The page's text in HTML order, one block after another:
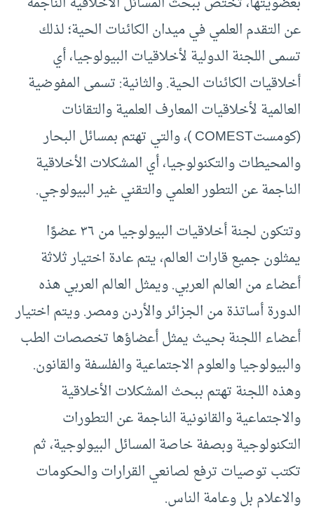
عن التقدم العلمي في ميدان الكائنات الحية؛ لذلك
تسمى اللجنة الدولية لأخلاقيات البيولوجيا، أي
أخلاقيات الكائنات الحية. والثانية: تسمى المفوضية
العالمية لأخلاقيات المعارف العلمية والتقانات
(كومستCOMEST )، والتي تهتم بمسائل البحار
والمحيطات والتكنولوجيا، أي المشكلات الأخلاقية
الناجمة عن التطور العلمي والتقني غير البيولوجي.
وتتكون لجنة أخلاقيات البيولوجيا من ٣٦ عضوًا
يمثلون جميع قارات العالم، يتم عادة اختيار ثلاثة
أعضاء من العالم العربي. ويمثل العالم العربي هذه
الدورة أساتذة من الجزائر والأردن ومصر. ويتم اختيار
أعضاء اللجنة بحيث يمثل أعضاؤها تخصصات الطب
والبيولوجيا والعلوم الاجتماعية والفلسفة والقانون.
وهذه اللجنة تهتم ببحث المشكلات الأخلاقية
والاجتماعية والقانونية الناجمة عن التطورات
التكنولوجية وبصفة خاصة المسائل البيولوجية، ثم
تكتب توصيات ترفع لصانعي القرارات والحكومات
والاعلام بل وعامة الناس.